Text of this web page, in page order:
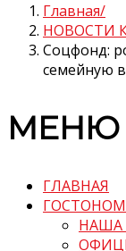
Главная
НОВОСТИ
Соцфонд:
семейную
МЕНЮ
ГЛАВНАЯ
НАША